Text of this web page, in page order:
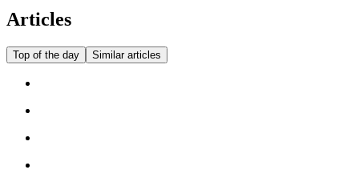
Articles
Top of the day Similar articles